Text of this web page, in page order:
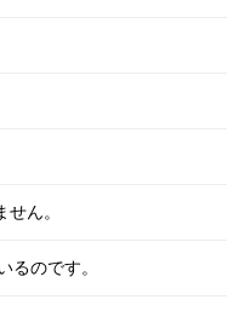
ん。
るのです。